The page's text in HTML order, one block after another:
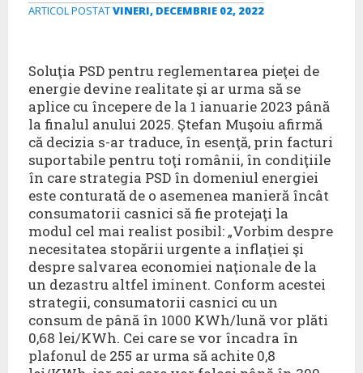
ARTICOL POSTATVINERI, DECEMBRIE 02, 2022
Soluţia PSD pentru reglementarea pieţei de
energie devine realitate şi ar urma să se
aplice cu începere de la 1 ianuarie 2023 până
la finalul anului 2025. Ştefan Muşoiu afirmă
că decizia s-ar traduce, în esenţă, prin facturi
suportabile pentru toţi românii, în condiţiile
în care strategia PSD în domeniul energiei
este conturată de o asemenea manieră încât
consumatorii casnici să fie protejaţi la
modul cel mai realist posibil: „Vorbim despre
necesitatea stopării urgente a inflaţiei şi
despre salvarea economiei naţionale de la
un dezastru altfel iminent. Conform acestei
strategii, consumatorii casnici cu un
consum de până în 1000 KWh/lună vor plăti
0,68 lei/KWh. Cei care se vor încadra în
plafonul de 255 ar urma să achite 0,8